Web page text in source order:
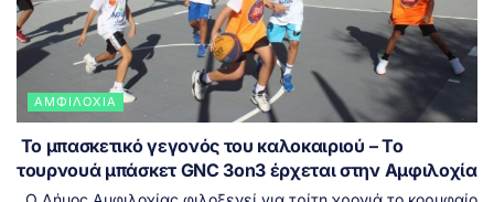
ΑΜΦΙΛΟΧΊΑ
Το μπασκετικό γεγονός του καλοκαιριού – Το
τουρνουά μπάσκετ GNC 3on3 έρχεται στην Αμφιλοχία